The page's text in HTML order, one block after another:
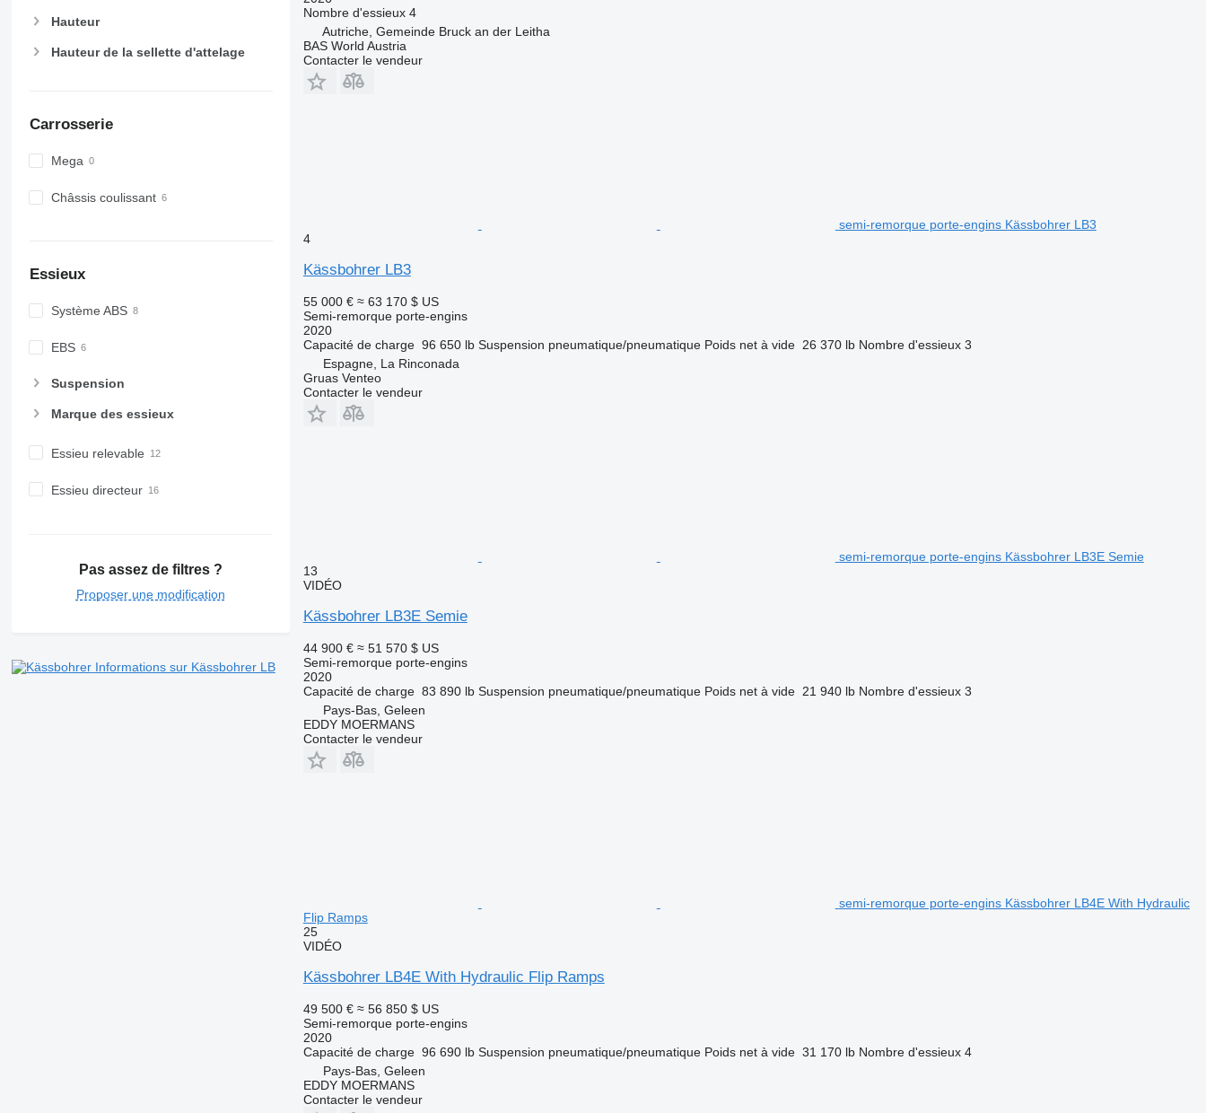
Hauteur
Hauteur de la sellette d'attelage
Carrosserie
Mega
Châssis coulissant
Essieux
Système ABS
EBS
Suspension
Marque des essieux
Essieu relevable
Essieu directeur
Pas assez de filtres ?
Proposer une modification
Informations sur Kässbohrer LB
Nombre d'essieux 4
Autriche, Gemeinde Bruck an der Leitha
BAS World Austria
Contacter le vendeur
semi-remorque porte-engins Kässbohrer LB3
4
Kässbohrer LB3
55 000 € ≈ 63 170 $ US
Semi-remorque porte-engins
2020
Capacité de charge 96 650 lb Suspension pneumatique/pneumatique Poids net à vide 26 370 lb Nombre d'essieux 3
Espagne, La Rinconada
Gruas Venteo
Contacter le vendeur
semi-remorque porte-engins Kässbohrer LB3E Semie
13
VIDÉO
Kässbohrer LB3E Semie
44 900 € ≈ 51 570 $ US
Semi-remorque porte-engins
2020
Capacité de charge 83 890 lb Suspension pneumatique/pneumatique Poids net à vide 21 940 lb Nombre d'essieux 3
Pays-Bas, Geleen
EDDY MOERMANS
Contacter le vendeur
semi-remorque porte-engins Kässbohrer LB4E With Hydraulic
Flip Ramps
25
VIDÉO
Kässbohrer LB4E With Hydraulic Flip Ramps
49 500 € ≈ 56 850 $ US
Semi-remorque porte-engins
2020
Capacité de charge 96 690 lb Suspension pneumatique/pneumatique Poids net à vide 31 170 lb Nombre d'essieux 4
Pays-Bas, Geleen
EDDY MOERMANS
Contacter le vendeur